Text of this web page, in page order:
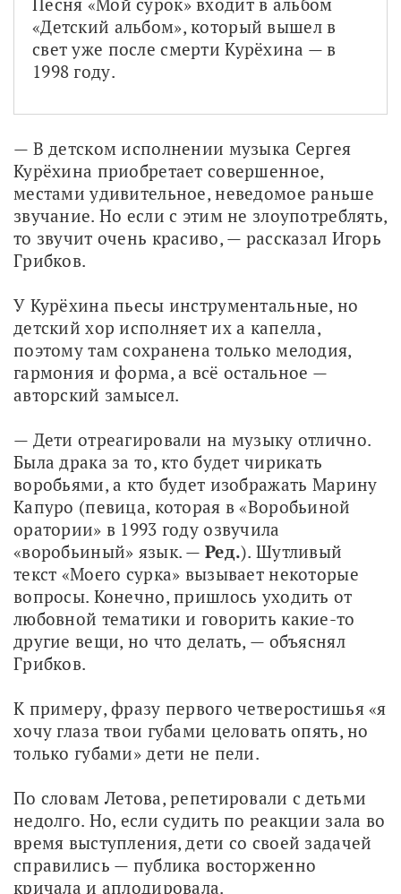
«Детский альбом», который вышел в
свет уже после смерти Курёхина — в
1998 году.
— В детском исполнении музыка Сергея
Курёхина приобретает совершенное,
местами удивительное, неведомое раньше
звучание. Но если с этим не злоупотреблять,
то звучит очень красиво, — рассказал Игорь
Грибков.
У Курёхина пьесы инструментальные, но
детский хор исполняет их а капелла,
поэтому там сохранена только мелодия,
гармония и форма, а всё остальное —
авторский замысел.
— Дети отреагировали на музыку отлично.
Была драка за то, кто будет чирикать
воробьями, а кто будет изображать Марину
Капуро (певица, которая в «Воробьиной
оратории» в 1993 году озвучила
«воробьиный» язык. — Ред.). Шутливый
текст «Моего сурка» вызывает некоторые
вопросы. Конечно, пришлось уходить от
любовной тематики и говорить какие-то
другие вещи, но что делать, — объяснял
Грибков.
К примеру, фразу первого четверостишья «я
хочу глаза твои губами целовать опять, но
только губами» дети не пели.
По словам Летова, репетировали с детьми
недолго. Но, если судить по реакции зала во
время выступления, дети со своей задачей
справились — публика восторженно
кричала и аплодировала.